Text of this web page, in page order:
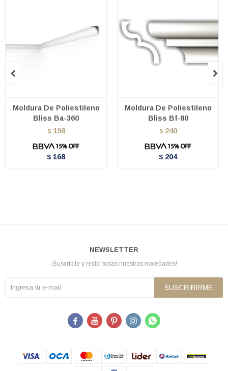
Moldura De Poliestileno
Bliss Ba-360
$ 198
$ 168
Moldura De Poliestileno
Bliss Bf-80
$ 240
$ 204
 
NEWSLETTER
¡Suscribite y recibí todas nuestras novedades!
SUSCRIBIRME
    